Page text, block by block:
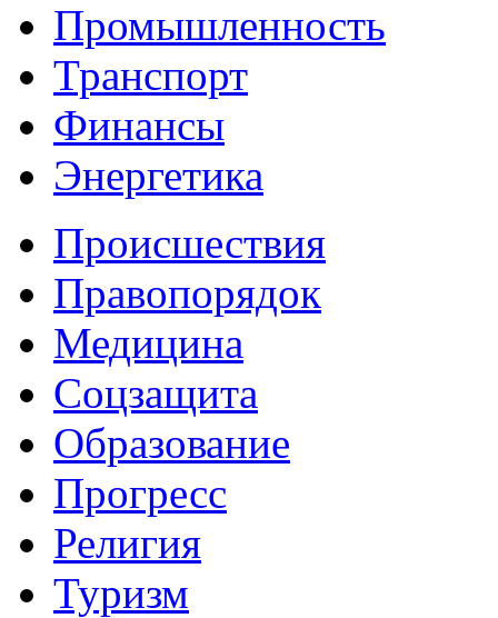
Промышленность
Транспорт
Финансы
Энергетика
Происшествия
Правопорядок
Медицина
Соцзащита
Образование
Прогресс
Религия
Туризм